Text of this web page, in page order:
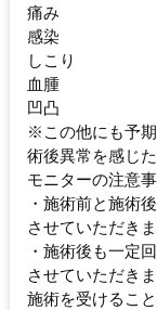
痛み
感染
しこり
血腫
凹凸
※この他にも予期
術後異常を感じ
モニターの注意
・施術前と施術
させていただきま
・施術後も一定
させていただきま
施術を受けるこ